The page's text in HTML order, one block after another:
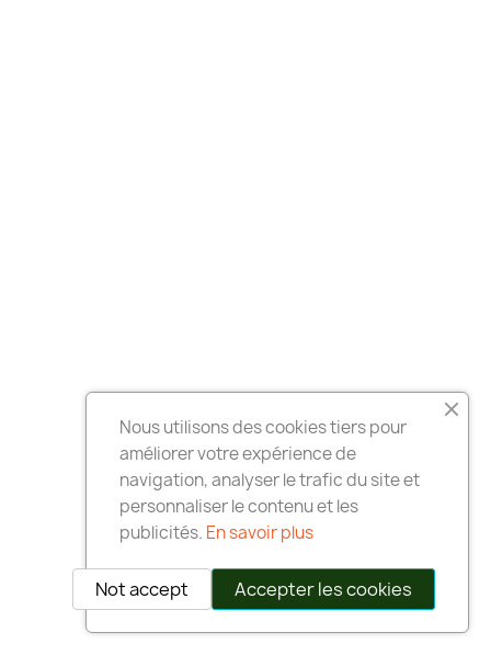
Nous utilisons des cookies tiers pour
améliorer votre expérience de
navigation, analyser le trafic du site et
personnaliser le contenu et les
publicités. En savoir plus
Accepter les cookies
Not accept